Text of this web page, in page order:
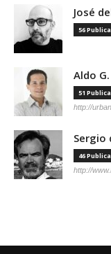
José
56
Aldo
51
http://
Sergio
46
http://